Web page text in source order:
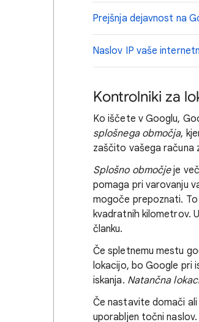
Prejšnja dejavnost na
Naslov IP vaše
Kontrolniki za
Ko iščete v Googlu,
splošnega območja,
zaščito vašega računa
Splošno območjeje
pomaga pri varovanju
mogoče prepoznati. To
kvadratnih kilometrov.
članku.
Če spletnemu mestu
lokacijo, bo Google pri
iskanja. Natančna
Če nastavite domači ali
uporabljen točni naslov.